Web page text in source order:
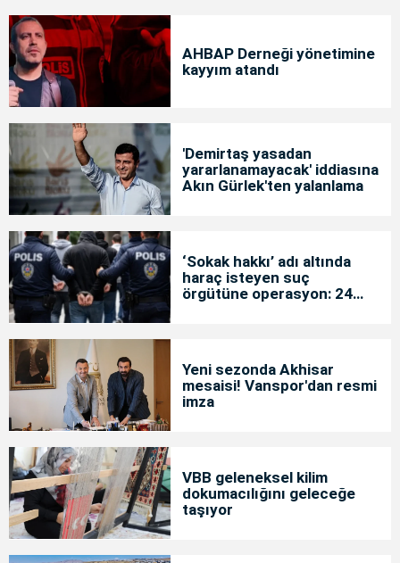
AHBAP Derneği yönetimine
kayyım atandı
'Demirtaş yasadan
yararlanamayacak' iddiasına
Akın Gürlek'ten yalanlama
‘Sokak hakkı’ adı altında
haraç isteyen suç
örgütüne operasyon: 24
Yeni sezonda Akhisar
mesaisi! Vanspor'dan resmi
imza
VBB geleneksel kilim
dokumacılığını geleceğe
taşıyor